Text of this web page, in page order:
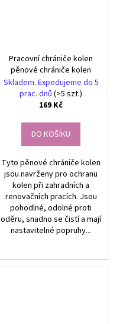
Pracovní chrániče kolen
pěnové chrániče kolen
Skladem. Expedujeme do 5
prac. dnů (>5 szt.)
169 Kč
DO KOŠÍKU
Tyto pěnové chrániče kolen
jsou navrženy pro ochranu
kolen při zahradních a
renovačních pracích. Jsou
pohodlné, odolné proti
oděru, snadno se čistí a mají
nastavitelné popruhy...